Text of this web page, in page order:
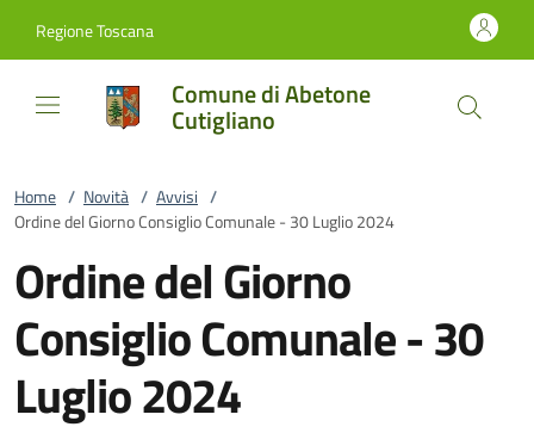
Regione Toscana
Comune di Abetone
Cutigliano
Home / Novità / Avvisi /
Ordine del Giorno Consiglio Comunale - 30 Luglio 2024
Ordine del Giorno
Consiglio Comunale - 30
Luglio 2024